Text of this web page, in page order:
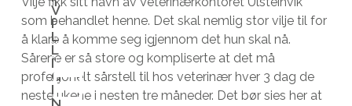
som behandlet henne. Det skal nemlig stor vilje til for
å klare å komme seg igjennom det hun skal nå.
Sårene er så store og kompliserte at det må
profesjonelt sårstell til hos veterinær hver 3 dag de
neste ukene i nesten tre måneder. Det bør sies her at
e
s
k
a
l
i
g
h
e
t
V
I
L
L
I
G
I
N